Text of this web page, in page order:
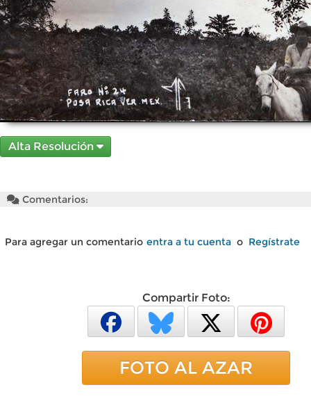
Alta Resolución
Comentarios:
Para agregar un comentario entra a tu cuenta o Regístrate
Compartir Foto:
FOTO AL AZAR